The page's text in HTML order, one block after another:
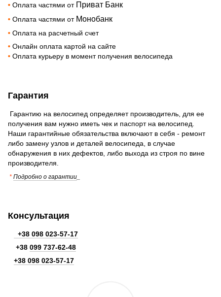
• Оплата частями от Приват Банк
• Оплата частями от Монобанк
• Оплата на расчетный счет
• Онлайн оплата картой на сайте
• Оплата курьеру в момент получения велосипеда
Гарантия
Гарантию на велосипед определяет производитель, для ее
получения вам нужно иметь чек и паспорт на велосипед.
Наши гарантийные обязательства включают в себя - ремонт
либо замену узлов и деталей велосипеда, в случае
обнаружения в них дефектов, либо выхода из строя по вине
производителя.
* Подробно о гарантии
Консультация
+38 098 023-57-17
+38 099 737-62-48
+38 098 023-57-17